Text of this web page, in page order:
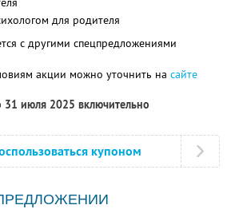
для родителя
с другими спецпредложениями
акции можно уточнить на сайте
31 июля 2025 включительно
купоном